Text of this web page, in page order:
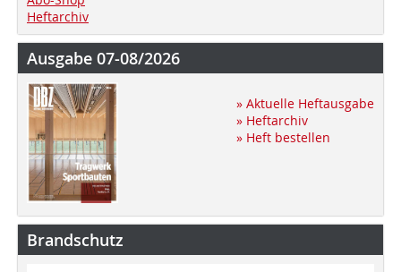
Heftarchiv
Ausgabe 07-08/2026
» Aktuelle Heftausgabe
» Heftarchiv
» Heft bestellen
Brandschutz